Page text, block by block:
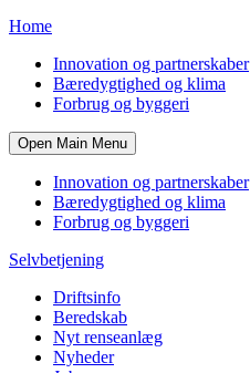
Home
Innovation og partnerskaber
Bæredygtighed og klima
Forbrug og byggeri
Open Main Menu
Innovation og partnerskaber
Bæredygtighed og klima
Forbrug og byggeri
Selvbetjening
Driftsinfo
Beredskab
Nyt renseanlæg
Nyheder